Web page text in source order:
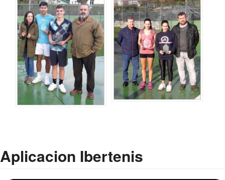
Aplicacion Ibertenis